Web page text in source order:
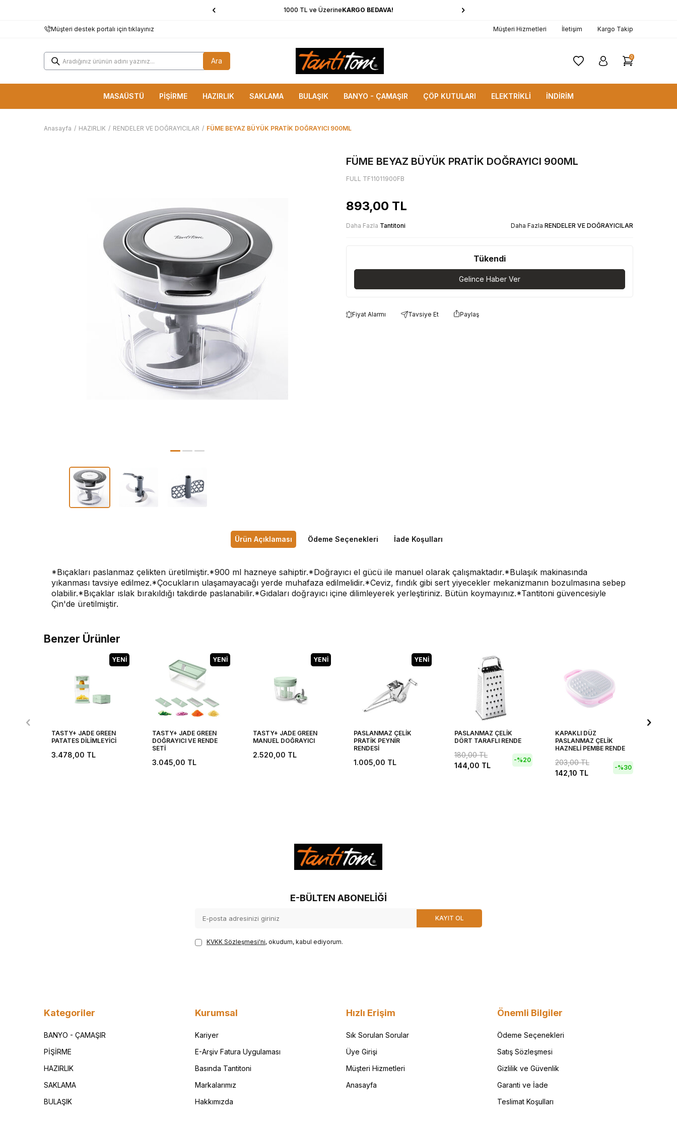
1000 TL ve ÜzerineKARGO BEDAVA!
Müşteri destek portalı için tıklayınız Müşteri Hizmetleri İletişim Kargo Takip
Ara 0
MASAÜSTÜ PİŞİRME HAZIRLIK SAKLAMA BULAŞIK BANYO - ÇAMAŞIR ÇÖP KUTULARI ELEKTRİKLİ İNDİRİM
Anasayfa / HAZIRLIK / RENDELER VE DOĞRAYICILAR / FÜME BEYAZ BÜYÜK PRATİK DOĞRAYICI 900ML
FÜME BEYAZ BÜYÜK PRATİK DOĞRAYICI 900ML
FULL TF11011900FB
893,00 TL
Daha Fazla Tantitoni Daha Fazla RENDELER VE DOĞRAYICILAR
Tükendi
Gelince Haber Ver
Fiyat Alarmı Tavsiye Et Paylaş
Ürün Açıklaması Ödeme Seçenekleri İade Koşulları
*Bıçakları paslanmaz çelikten üretilmiştir.*900 ml hazneye sahiptir.*Doğrayıcı el gücü ile manuel olarak çalışmaktadır.*Bulaşık makinasında
yıkanması tavsiye edilmez.*Çocukların ulaşamayacağı yerde muhafaza edilmelidir.*Ceviz, fındık gibi sert yiyecekler mekanizmanın bozulmasına sebep
olabilir.*Bıçaklar ıslak bırakıldığı takdirde paslanabilir.*Gıdaları doğrayıcı içine dilimleyerek yerleştiriniz. Bütün koymayınız.*Tantitoni güvencesiyle
Çin'de üretilmiştir.
Benzer Ürünler
YENI
TASTY+ JADE GREEN
PATATES DİLİMLEYİCİ
3.478,00 TL
YENI
TASTY+ JADE GREEN
DOĞRAYICI VE RENDE
SETİ
3.045,00 TL
YENI
TASTY+ JADE GREEN
MANUEL DOĞRAYICI
2.520,00 TL
YENI
PASLANMAZ ÇELİK
PRATİK PEYNİR
RENDESİ
1.005,00 TL
PASLANMAZ ÇELİK
DÖRT TARAFLI RENDE
180,00TL
144,00 TL
-%20
KAPAKLI DÜZ
PASLANMAZ ÇELİK
HAZNELİ PEMBE RENDE
203,00TL
142,10 TL
-%30
E-BÜLTEN ABONELIĞI
KAYIT OL
KVKK Sözleşmesi'ni, okudum, kabul ediyorum.
Kategoriler
BANYO - ÇAMAŞIR
PİŞİRME
HAZIRLIK
SAKLAMA
BULAŞIK
Kurumsal
Kariyer
E-Arşiv Fatura Uygulaması
Basında Tantitoni
Markalarımız
Hakkımızda
Hızlı Erişim
Sık Sorulan Sorular
Üye Girişi
Müşteri Hizmetleri
Anasayfa
Önemli Bilgiler
Ödeme Seçenekleri
Satış Sözleşmesi
Gizlilik ve Güvenlik
Garanti ve İade
Teslimat Koşulları